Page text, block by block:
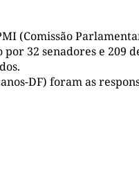
(Comissão
32 senadores e 209
DF) foram as